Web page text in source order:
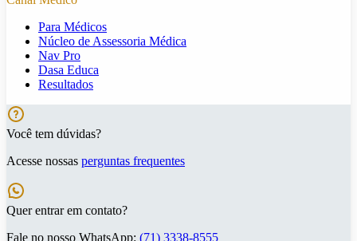
Para Médicos
Núcleo de Assessoria Médica
Nav Pro
Dasa Educa
Resultados
Você tem dúvidas?
Acesse nossas perguntas frequentes
Quer entrar em contato?
Fale no nosso WhatsApp: (71) 3338-8555